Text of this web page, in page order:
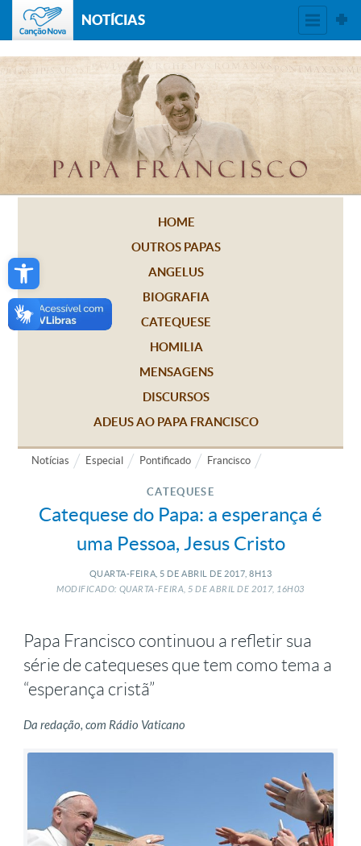
Open toolbar
NOTÍCIAS
HOME
OUTROS PAPAS
ANGELUS
BIOGRAFIA
CATEQUESE
HOMILIA
MENSAGENS
DISCURSOS
ADEUS AO PAPA FRANCISCO
Notícias Especial Pontificado Francisco
CATEQUESE
Catequese do Papa: a esperança é
uma Pessoa, Jesus Cristo
QUARTA-FEIRA, 5 DE ABRIL DE 2017, 8H13
MODIFICADO: QUARTA-FEIRA, 5 DEABRIL DE 2017, 16H03
Papa Francisco continuou a refletir sua
série de catequeses que tem como tema a
“esperança cristã”
Da redação, com Rádio Vaticano